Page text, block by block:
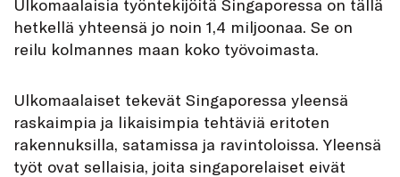
Ulkomaalaisia työntekijöitä Singaporessa on tällä
hetkellä yhteensä jo noin 1,4 miljoonaa. Se on
reilu kolmannes maan koko työvoimasta.
Ulkomaalaiset tekevät Singaporessa yleensä
raskaimpia ja likaisimpia tehtäviä eritoten
rakennuksilla, satamissa ja ravintoloissa. Yleensä
työt ovat sellaisia, joita singaporelaiset eivät